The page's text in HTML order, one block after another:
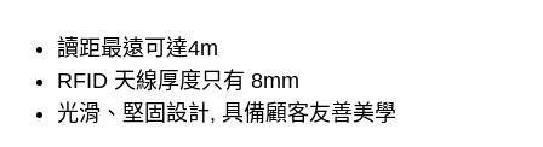
讀距最遠可達4m
RFID 天線厚度只有 8mm
光滑、堅固設計, 具備顧客友善美學